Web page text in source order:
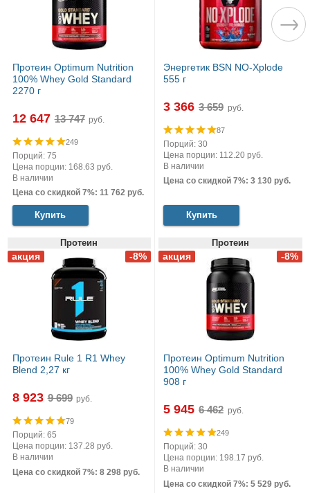
Протеин Optimum Nutrition
100% Whey Gold Standard
2270 г
12 647 руб.
249
Порций: 75
Цена порции: 168.63 руб.
В наличии
Цена со скидкой 7%: 11 762 руб.
Купить
Энергетик BSN NO-Xplode
555 г
3 366 руб.
87
Порций: 30
Цена порции: 112.20 руб.
В наличии
Цена со скидкой 7%: 3 130 руб.
Купить
Протеин
Протеин Rule 1 R1 Whey
Blend 2,27 кг
8 923 руб.
79
Порций: 65
Цена порции: 137.28 руб.
В наличии
Цена со скидкой 7%: 8 298 руб.
Протеин
Протеин Optimum Nutrition
100% Whey Gold Standard
908 г
5 945 руб.
249
Порций: 30
Цена порции: 198.17 руб.
В наличии
Цена со скидкой 7%: 5 529 руб.